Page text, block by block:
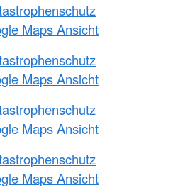
Maps Ansicht
Maps Ansicht
Maps Ansicht
Maps Ansicht